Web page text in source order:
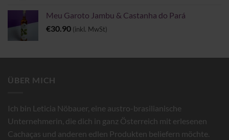
Meu Garoto Jambu & Castanha do Pará
€30.90 (inkl. MwSt)
ÜBER MICH
Ich bin Leticia Nöbauer, eine austro-brasilianische
Unternehmerin, die dich in ganz Österreich mit erlesenen
Cachaças und anderen edlen Produkten beliefern möchte.